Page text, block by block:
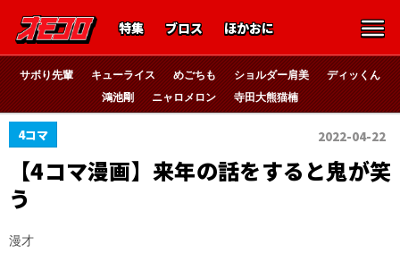
特集 ブロス ほかおに
サボり先輩 キューライス めごちも ショルダー肩美
ディッくん
鴻池剛
ニャロメロン 寺田大熊猫楠
4コマ 2022-04-22
【4コマ漫画】来年の話をすると鬼が笑
う
漫才